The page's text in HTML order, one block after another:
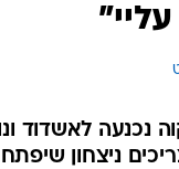
נכנעה לאשדוד
ניצחון